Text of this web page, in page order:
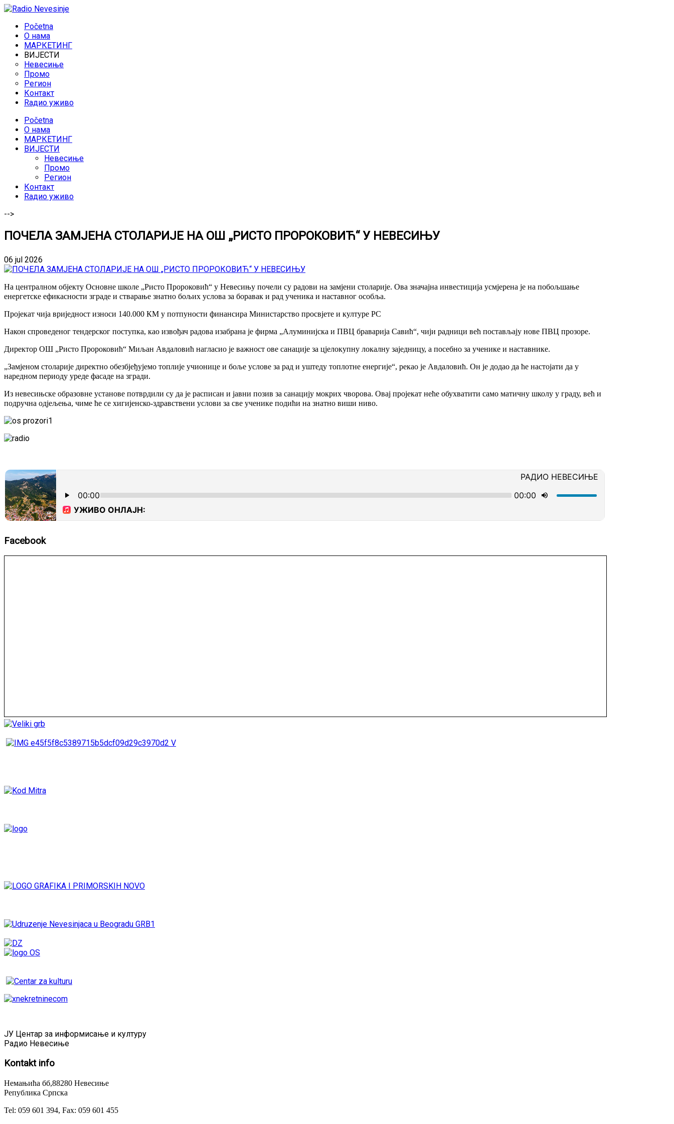
Početna
O нама
МАРКЕТИНГ
ВИЈЕСТИ
Невесиње
Промо
Регион
Контакт
Rадио уживо
Početna
O нама
МАРКЕТИНГ
ВИЈЕСТИ
Невесиње
Промо
Регион
Контакт
Rадио уживо
-->
ПОЧЕЛА ЗАМЈЕНА СТОЛАРИЈЕ НА ОШ „РИСТО ПРОРОКОВИЋ“ У НЕВЕСИЊУ
06 jul 2026
На централном објекту Основне школе „Ристо Пророковић“ у Невесињу почели су радови на замјени столарије. Ова значајна инвестиција усмјерена је на побољшање
енергетске ефикасности зграде и стварање знатно бољих услова за боравак и рад ученика и наставног особља.
Пројекат чија вриједност износи 140.000 КМ у потпуности финансира Министарство просвјете и културе РС
Након спроведеног тендерског поступка, као извођач радова изабрана је фирма „Алуминијска и ПВЦ браварија Савић“, чији радници већ постављају нове ПВЦ прозоре.
Директор ОШ „Ристо Пророковић“ Миљан Авдаловић нагласио је важност ове санације за цјелокупну локалну заједницу, а посебно за ученике и наставнике.
„Замјеном столарије директно обезбјеђујемо топлије учионице и боље услове за рад и уштеду топлотне енергије“, рекао је Авдаловић. Он је додао да ће настојати да у
наредном периоду уреде фасаде на згради.
Из невесињске образовне установе потврдили су да је расписан и јавни позив за санацију мокрих чворова. Овај пројекат неће обухватити само матичну школу у граду, већ и
подручна одјељења, чиме ће се хигијенско-здравствени услови за све ученике подићи на знатно виши ниво.
Facebook
ЈУ Центар за информисање и културу
Радио Невесиње
Kontaktinfo
Немањића бб,88280 Невесиње
Република Српска
Tel: 059 601 394, Fax: 059 601 455